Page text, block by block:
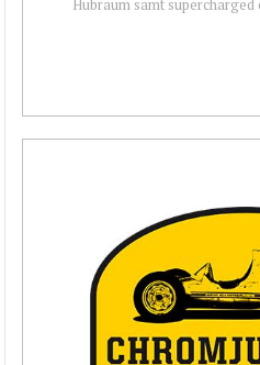
Hubraum samt supercharged